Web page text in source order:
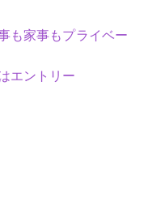
も家事もプライベー
エントリー